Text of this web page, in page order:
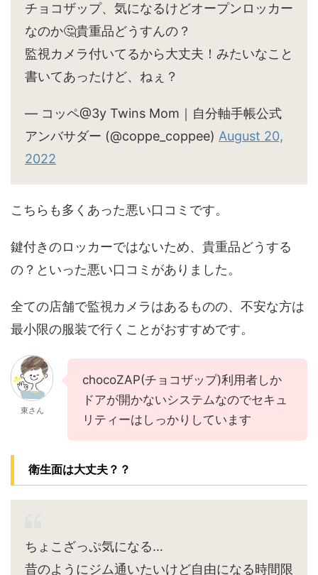
チョコザップ、気になるけどオープンロッカー
なのか🤔貴重品どうすんの？
監視カメラ付いてるから大丈夫！みたいなこと
書いてあったけど、ねぇ？
— コッペ@3y Twins Mom｜自分軸手帳公式
アンバサダー (@coppe_coppee) August 20,
2022
こちらも多くあった悪い口コミです。
鍵付きのロッカーではないため、貴重品どうする
の？といった悪い口コミがありました。
全ての店舗で監視カメラはあるものの、不安な方は
最小限の服装で行くことがおすすめです。
東さん
chocoZAP(チョコザップ)利用者しか
ドアが開かないシステムなのでセキュ
リティーはしっかりしています
衛生面は大丈夫？？
ちょこざっぷ気になる…
昔のようにジム通いたいけど自由になる時間限